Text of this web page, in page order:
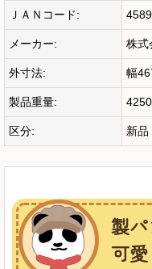
ＪＡＮコード:
メーカー: 株式
外寸法: 幅
製品重量:
区分: 新品
製
可